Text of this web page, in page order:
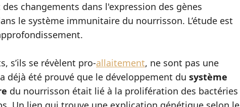
changements dans l'expression des gènes
le système immunitaire du nourrisson. L’étude est
s’ils se révèlent pro-allaitement, ne sont pas une
déjà été prouvé que le développement du système
du nourrisson était lié à la prolifération des bactéries